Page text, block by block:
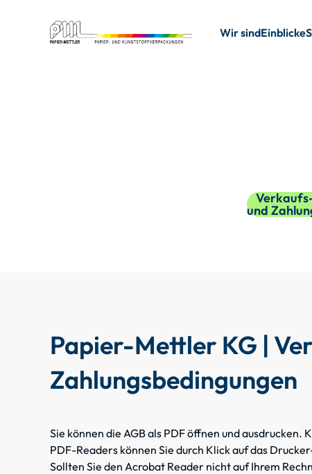
Wir sindEinblicke
und
Papier-Mettler KG |
Zahlungsbedingungen
Sie können die AGB als PDF öffnen und ausdrucken.
PDF-Readers können Sie durch Klick auf das
Sollten Sie den Acrobat Reader nicht auf Ihrem